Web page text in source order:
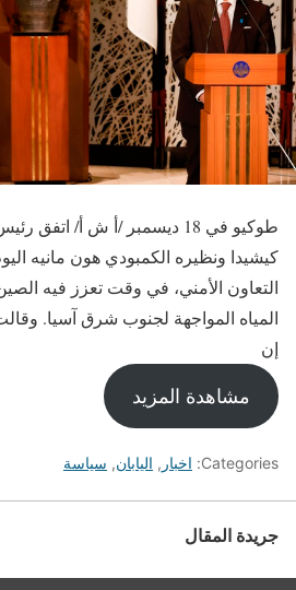
طوكيو في 18 ديسمبر /أ ش أ/ اتفق
كيشيدا ونظيره الكمبودي هون مانيه
التعاون الأمني، في وقت تعزز فيه
المياه المواجهة لجنوب شرق آسيا. وقالت
إن
مشاهدة المزيد
Categories: اخبار , اليابان, سياسة
جريدة المقال